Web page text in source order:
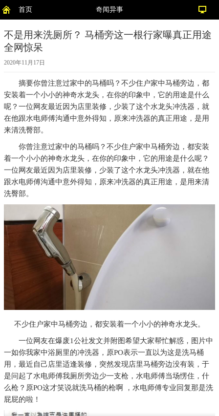
首页 奇闻异事
不是用来洗厕所？ 马桶旁这一根行家曝真正用途
全网惊呆
2020年11月17日
摘要你曾注意过家中的马桶吗？不少住户家中马桶旁边，都
安装着一个小小的神奇水龙头，在你的印象中，它的用途是什么
呢？一位网友最近因为店里装修，少装了这个水龙头冲洗器，就
在他跟水电师傅沟通中意外得知，原来冲洗器的真正用途，是用
来清洗臀部。
你曾注意过家中的马桶吗？不少住户家中马桶旁边，都安装
着一个小小的神奇水龙头，在你的印象中，它的用途是什么呢？
一位网友最近因为店里装修，少装了这个水龙头冲洗器，就在他
跟水电师傅沟通中意外得知，原来冲洗器的真正用途，是用来清
洗臀部。
不少住户家中马桶旁边，都安装着一个小小的神奇水龙头。
一位网友在爆废1公社发文并附图希望大家帮忙解惑，图片中
一如你我家中浴厕里的冲洗器，原PO表示一直以为这是洗马桶
用，最近自己店里适逢装修，突然发现店里马桶旁边没有装，于
是问起了水电师傅我厕所旁边少一支枪，水电师傅当场愣住，什
么枪？原PO这才笑说就洗马桶的枪啊 ，水电师傅专业回复那是洗
屁屁的啦！